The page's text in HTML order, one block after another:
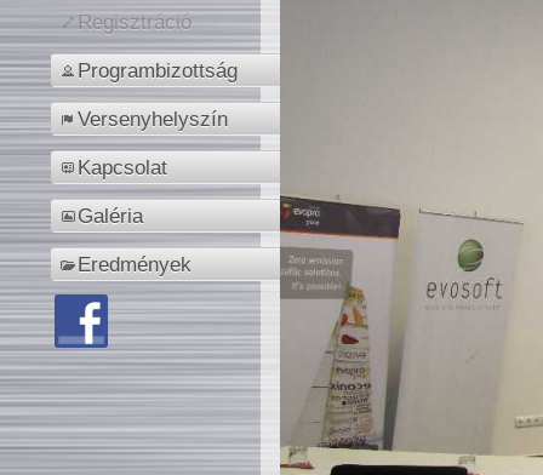
Regisztráció
Programbizottság
Versenyhelyszín
Kapcsolat
Galéria
Eredmények